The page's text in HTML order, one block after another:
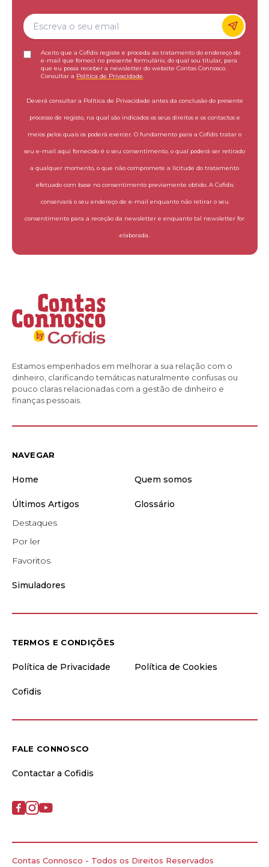
Aceito que a Cofidis registe e proceda ao tratamento do endereço de
e-mail que forneci no presente formulário, do qual sou titular, para
que eu possa receber a newsletter do website Contas Connosco.
Consultar a Política de Privacidade
Deverá consultar a Política de Privacidade antes da conclusão do presente
processo de registo, na qual são indicados os seus direitos e os contactos e
meios pelos quais os poderá exercer. O fundamento para a Cofidis tratar o
seu e-mail aqui fornecido é o seu consentimento, o qual poderá ser retirado
a qualquer momento, o que não compromete a licitude do tratamento
efetuado com base no consentimento previamente obtido. A Cofidis
conservará o seu endereço de e-mail enquanto não retirar o seu
consentimento para a receção da newsletter e enquanto tal newsletter for
elaborada.
Estamos empenhados em melhorar a sua relação com o
dinheiro, clarificando temáticas naturalmente confusas ou
pouco claras relacionadas com a gestão de dinheiro e
finanças pessoais.
NAVEGAR
Home Quem somos
Últimos Artigos
Destaques
Por ler
Favoritos
Glossário
Simuladores
TERMOS E CONDIÇÕES
Política de Privacidade Política de Cookies
Cofidis
FALE CONNOSCO
Contactar a Cofidis
Contas Connosco - Todos os Direitos Reservados